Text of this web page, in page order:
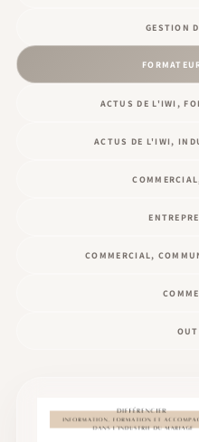
GESTION
ACTUS DE L'IWI,
ACTUS DE L'IWI,
COMMERCIAL,